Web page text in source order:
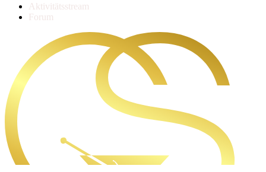
Aktivitätsstream
Forum